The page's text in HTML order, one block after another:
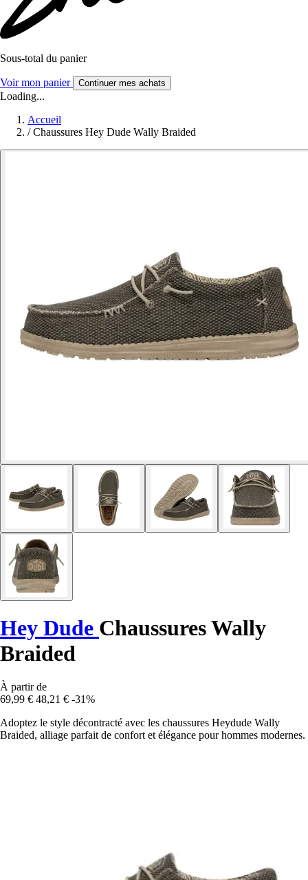
Sous-total du panier
Voir mon panier Continuer mes achats
Loading...
Accueil
/ Chaussures Hey Dude Wally Braided
Hey Dude Chaussures Wally
Braided
À partir de
69,99 € 48,21 € -31%
Adoptez le style décontracté avec les chaussures Heydude Wally
Braided, alliage parfait de confort et élégance pour hommes modernes.